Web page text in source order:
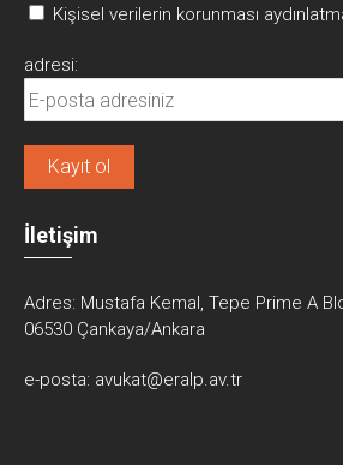
Kişisel verilerin korunması
adresi:
İletişim
Adres: Mustafa Kemal, Tepe Prime A
06530 Çankaya/Ankara
e-posta: avukat@eralp.av.tr